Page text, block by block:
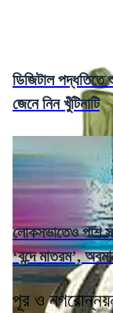
ডিজিটাল
জেনে নিন খুঁটিনাটি
লোকসভাতেও পাশ
‘বন্দে মাতরম’,
পূর ও নগরোন্নয়ন